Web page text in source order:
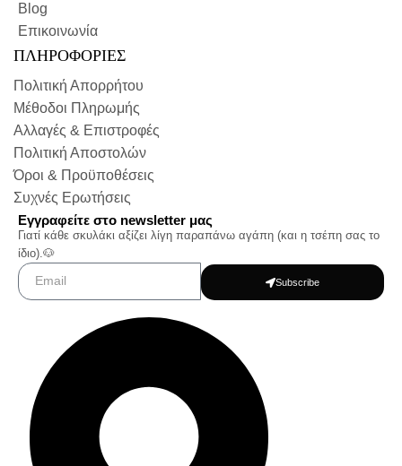
Blog
Επικοινωνία
ΠΛΗΡΟΦΟΡΙΕΣ
Πολιτική Απορρήτου
Μέθοδοι Πληρωμής
Αλλαγές & Επιστροφές
Πολιτική Αποστολών
Όροι & Προϋποθέσεις
Συχνές Ερωτήσεις
Εγγραφείτε στο newsletter μας
Γιατί κάθε σκυλάκι αξίζει λίγη παραπάνω αγάπη (και η τσέπη σας το
ίδιο).🐶
Subscribe